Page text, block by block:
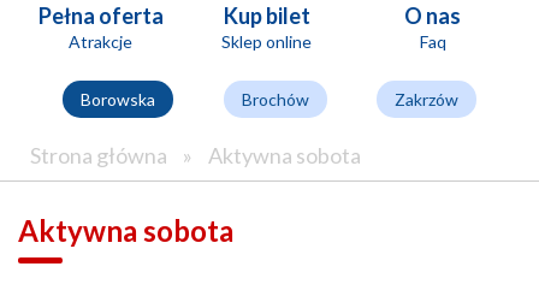
Pełna oferta
Atrakcje
Kup bilet
Sklep online
O nas
Faq
Borowska Brochów Zakrzów
Strona główna » Aktywna sobota
Aktywna sobota